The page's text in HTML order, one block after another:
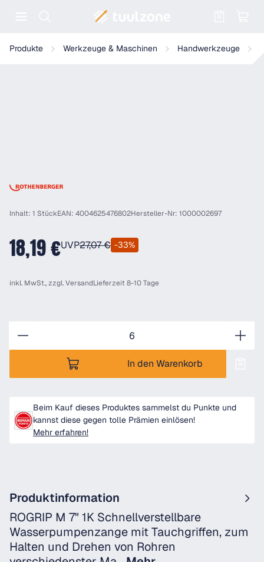
Produkte Werkzeuge & Maschinen Handwerkzeuge
Rothenberger ROGRIP M 7" mit 1K Handgriffen
Inhalt: 1 StückEAN: 4004625476802Hersteller-Nr: 1000002697
18,19 €UVP27,07 € -33%
inkl. MwSt., zzgl.VersandLieferzeit 8-10 Tage
In den Warenkorb
Beim Kauf dieses Produktes sammelst du Punkte und
kannst diese gegen tolle Prämien einlösen!
Mehr erfahren!
Produktinformation
ROGRIP M 7" 1K Schnellverstellbare
Wasserpumpenzange mit Tauchgriffen, zum
Halten und Drehen von Rohren